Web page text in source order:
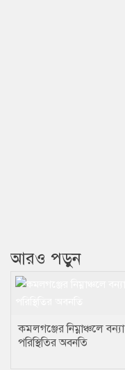
আরও পড়ুন
কমলগঞ্জের নিম্নাঞ্চলে বন্যা
পরিস্থিতির অবনতি